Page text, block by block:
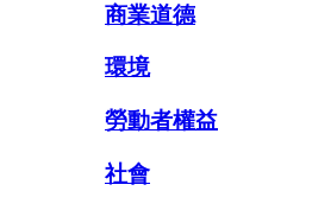
商業道德
環境
勞動者權益
社會